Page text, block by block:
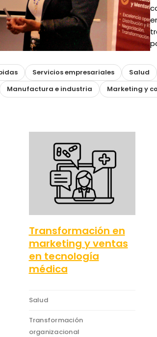
Servicios empresariales Salud
Manufactura e industria Marketing y
Transformación en
marketing y ventas
en tecnología
médica
Salud
Transformación
organizacional